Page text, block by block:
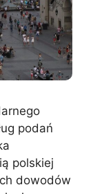
podań
polskiej
dowodów